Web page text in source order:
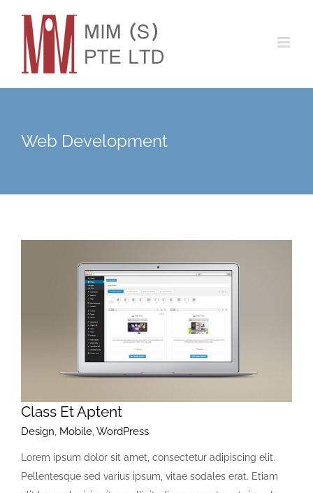
content
Web Development
Class Et Aptent
Design, Mobile,WordPress
Lorem ipsum dolor sit amet, consectetur adipiscing elit.
Pellentesque sed varius ipsum, vitae sodales erat. Etiam